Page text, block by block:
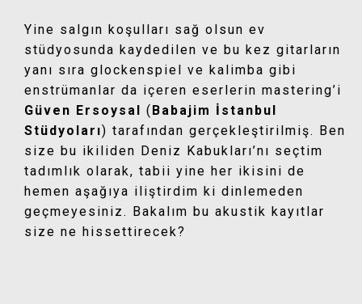
Yine salgın koşulları sağ olsun ev
stüdyosunda kaydedilen ve bu kez gitarların
yanı sıra glockenspiel ve kalimba gibi
enstrümanlar da içeren eserlerin mastering’i
Güven Ersoysal
( Babajim İstanbul
Stüdyoları) tarafından gerçekleştirilmiş. Ben
size bu ikiliden Deniz Kabukları’nı seçtim
tadımlık olarak, tabii yine her ikisini de
hemen aşağıya iliştirdim ki dinlemeden
geçmeyesiniz. Bakalım bu akustik kayıtlar
size ne hissettirecek?